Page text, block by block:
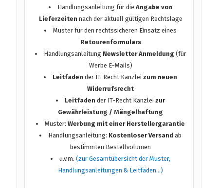
Handlungsanleitung für die Angabe von
Lieferzeiten nach der aktuell gültigen Rechtslage
Muster für den rechtssicheren Einsatz eines
Retourenformulars
Handlungsanleitung Newsletter Anmeldung (für
Werbe E-Mails)
Leitfaden der IT-Recht Kanzleizum neuen
Widerrufsrecht
Leitfaden der IT-Recht Kanzleizur
Gewährleistung / Mängelhaftung
Muster:Werbung mit einer Herstellergarantie
Handlungsanleitung: Kostenloser Versand ab
bestimmten Bestellvolumen
u.v.m.(zur Gesamtübersicht der Muster,
Handlungsanleitungen & Leitfäden…)